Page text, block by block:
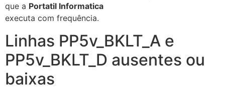
que a Portatil Informatica
executa com frequência.
Linhas PP5v_BKLT_A e
PP5v_BKLT_D ausentes ou
baixas